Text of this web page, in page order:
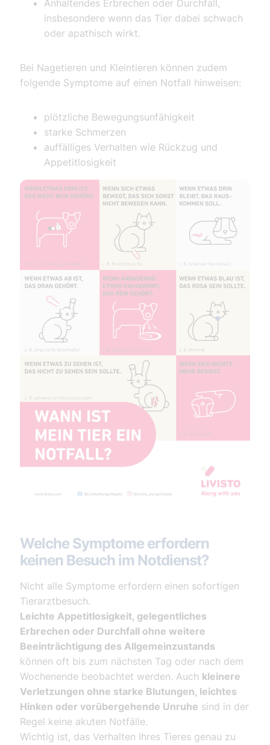
Anhaltendes Erbrechen oder Durchfall,
insbesondere wenn das Tier dabei schwach
oder apathisch wirkt.
Bei Nagetieren und Kleintieren können zudem
folgende Symptome auf einen Notfall hinweisen:
plötzliche Bewegungsunfähigkeit
starke Schmerzen
auffälliges Verhalten wie Rückzug und
Appetitlosigkeit
Welche Symptome erfordern
keinen Besuch im Notdienst?
Nicht alle Symptome erfordern einen sofortigen
Tierarztbesuch.
Leichte Appetitlosigkeit, gelegentliches
Erbrechen oder Durchfall ohne weitere
Beeinträchtigung des Allgemeinzustands
können oft bis zum nächsten Tag oder nach dem
Wochenende beobachtet werden. Auch kleinere
Verletzungen ohne starke Blutungen, leichtes
Hinken oder vorübergehende Unruhe sind in der
Regel keine akuten Notfälle.
Wichtig ist, das Verhalten Ihres Tieres genau zu